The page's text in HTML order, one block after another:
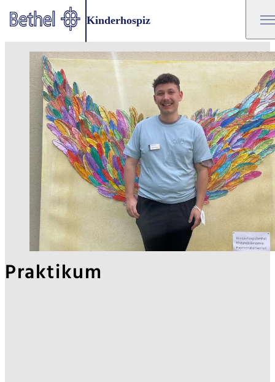
Zum Hauptinhalt springen
Zur Fußzeile springen
Kinderhospiz
Bethel - Praktikum
Praktikum